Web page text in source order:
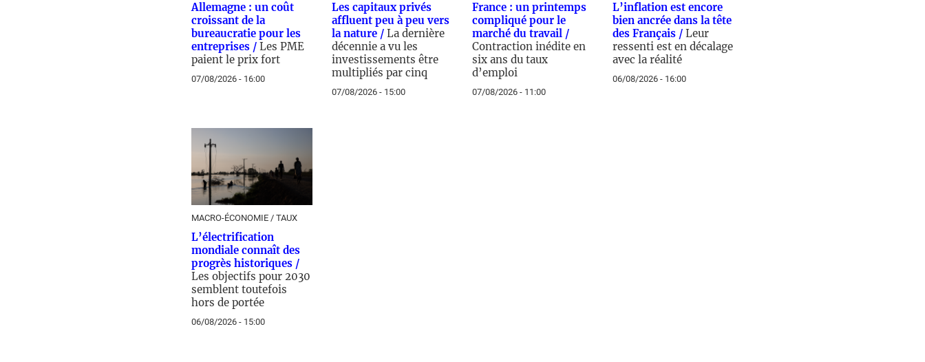
Allemagne : un coût
croissant de la
bureaucratie pour les
entreprises / Les PME
paient le prix fort
07/08/2026 - 16:00
Les capitaux privés
affluent peu à peu vers
la nature / La dernière
décennie a vu les
investissements être
multipliés par cinq
07/08/2026 - 15:00
France : un printemps
compliqué pour le
marché du travail /
Contraction inédite en
six ans du taux
d’emploi
07/08/2026 - 11:00
L’inflation est encore
bien ancrée dans la tête
des Français / Leur
ressenti est en décalage
avec la réalité
06/08/2026 - 16:00
MACRO-ÉCONOMIE / TAUX
L’électrification
mondiale connaît des
progrès historiques /
Les objectifs pour 2030
semblent toutefois
hors de portée
06/08/2026 - 15:00